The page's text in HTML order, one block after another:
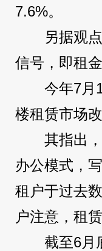
7.6%。
另据观
信号，即租
今年7月
楼租赁市场
其指出
办公模式，
租户于过去
户注意，租
截至6月